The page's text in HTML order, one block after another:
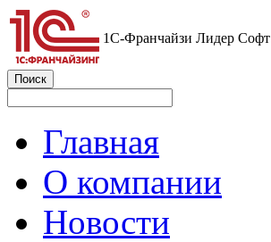
1С-Франчайзи Лидер Софт
Главная
О компании
Новости